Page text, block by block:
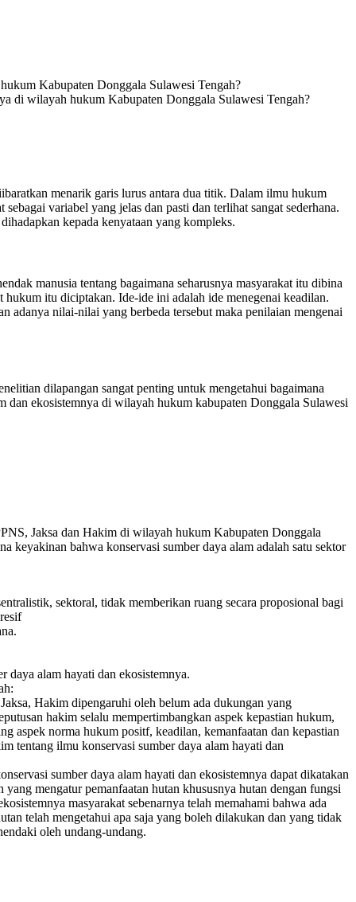
Kabupaten Donggala Sulawesi Tengah?
di wilayah hukum Kabupaten Donggala Sulawesi Tengah?
menarik garis lurus antara dua titik. Dalam ilmu hukum
variabel yang jelas dan pasti dan terlihat sangat sederhana.
kepada kenyataan yang kompleks.
manusia tentang bagaimana seharusnya masyarakat itu dibina
itu diciptakan. Ide-ide ini adalah ide menegenai keadilan.
adanya nilai-nilai yang berbeda tersebut maka penilaian mengenai
dilapangan sangat penting untuk mengetahui bagaimana
dan ekosistemnya di wilayah hukum kabupaten Donggala Sulawesi
Jaksa dan Hakim di wilayah hukum Kabupaten Donggala
keyakinan bahwa konservasi sumber daya alam adalah satu sektor
sektoral, tidak memberikan ruang secara proposional bagi
daya alam hayati dan ekosistemnya.
Hakim dipengaruhi oleh belum ada dukungan yang
hakim selalu mempertimbangkan aspek kepastian hukum,
aspek norma hukum positf, keadilan, kemanfaatan dan kepastian
tentang ilmu konservasi sumber daya alam hayati dan
sumber daya alam hayati dan ekosistemnya dapat dikatakan
mengatur pemanfaatan hutan khususnya hutan dengan fungsi
masyarakat sebenarnya telah memahami bahwa ada
telah mengetahui apa saja yang boleh dilakukan dan yang tidak
oleh undang-undang.